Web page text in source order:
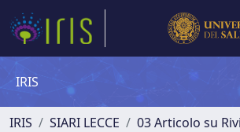
IRIS
IRIS SIARI LECCE
03 Articolo su